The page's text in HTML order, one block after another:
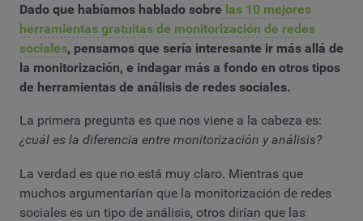
Dado que habíamos hablado sobre las 10 mejores
herramientas gratuitas de monitorización de redes
sociales, pensamos que sería interesante ir más allá de
la monitorización, e indagar más a fondo en otros tipos
de herramientas de análisis de redes sociales.
La primera pregunta es que nos viene a la cabeza es:
¿cuál es la diferencia entre monitorización y análisis?
La verdad es que no está muy claro. Mientras que
muchos argumentarían que la monitorización de redes
sociales es un tipo de análisis, otros dirían que las